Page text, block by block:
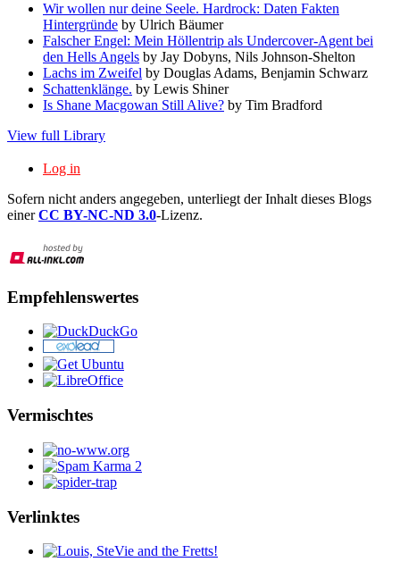
Wir wollen nur deine Seele. Hardrock: Daten Fakten
Hintergründe by Ulrich Bäumer
Falscher Engel: Mein Höllentrip als Undercover-Agent bei
den Hells Angels by Jay Dobyns, Nils Johnson-Shelton
Lachs im Zweifel by Douglas Adams, Benjamin Schwarz
Schattenklänge. by Lewis Shiner
Is Shane Macgowan Still Alive? by Tim Bradford
View full Library
Log in
Sofern nicht anders angegeben, unterliegt der Inhalt dieses Blogs
einerCC BY-NC-ND 3.0-Lizenz.
Empfehlenswertes
Vermischtes
Verlinktes